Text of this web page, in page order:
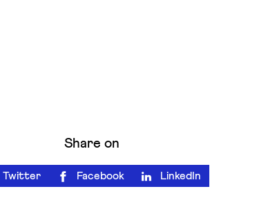
Share on
Twitter Facebook LinkedIn